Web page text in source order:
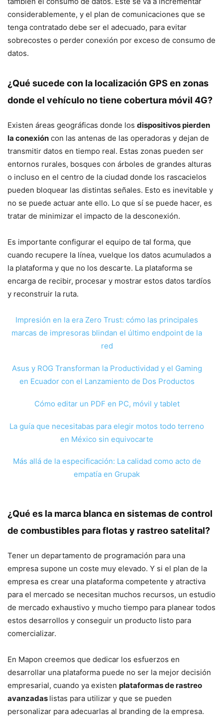
considerablemente, y el plan de comunicaciones que se
tenga contratado debe ser el adecuado, para evitar
sobrecostes o perder conexión por exceso de consumo de
datos.
¿Qué sucede con la localización GPS en zonas
donde el vehículo no tiene cobertura móvil 4G?
Existen áreas geográficas donde los dispositivos pierden
la conexión con las antenas de las operadoras y dejan de
transmitir datos en tiempo real. Estas zonas pueden ser
entornos rurales, bosques con árboles de grandes alturas
o incluso en el centro de la ciudad donde los rascacielos
pueden bloquear las distintas señales. Esto es inevitable y
no se puede actuar ante ello. Lo que sí se puede hacer, es
tratar de minimizar el impacto de la desconexión.
Es importante configurar el equipo de tal forma, que
cuando recupere la línea, vuelque los datos acumulados a
la plataforma y que no los descarte. La plataforma se
encarga de recibir, procesar y mostrar estos datos tardíos
y reconstruir la ruta.
Impresión en la era Zero Trust: cómo las principales
marcas de impresoras blindan el último endpoint de la
red
Asus y ROG Transforman la Productividad y el Gaming
en Ecuador con el Lanzamiento de Dos Productos
Cómo editar un PDF en PC, móvil y tablet
La guía que necesitabas para elegir motos todo terreno
en México sin equivocarte
Más allá de la especificación: La calidad como acto de
empatía en Grupak
¿Qué es la marca blanca en sistemas de control
de combustibles para flotas y rastreo satelital?
Tener un departamento de programación para una
empresa supone un coste muy elevado. Y si el plan de la
empresa es crear una plataforma competente y atractiva
para el mercado se necesitan muchos recursos, un estudio
de mercado exhaustivo y mucho tiempo para planear todos
estos desarrollos y conseguir un producto listo para
comercializar.
En Mapon creemos que dedicar los esfuerzos en
desarrollar una plataforma puede no ser la mejor decisión
empresarial, cuando ya existen plataformas de rastreo
avanzadas listas para utilizar y que se pueden
personalizar para adecuarlas al branding de la empresa.